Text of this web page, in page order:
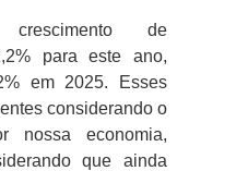
de
para este ano,
em 2025. Esses
considerando o
nossa economia,
que ainda